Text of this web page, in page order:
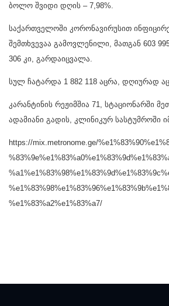
ბოლო შვიდი დღის – 7,98%.
საქართველოში კორონავირუსით
შემთხვევაა გამოვლენილი, მათგან 603
306 კი, გარდაიცვალა.
სულ ჩატარდა 1 882 118 აცრა, დღიურად
კარანტინის რეჟიმშია 71, სტაციონარში
ადამიანი გადის, კლინიკურ სასტუმროში
https://mix.metronome.ge/
%e1%83%a2%e1%83%a7/